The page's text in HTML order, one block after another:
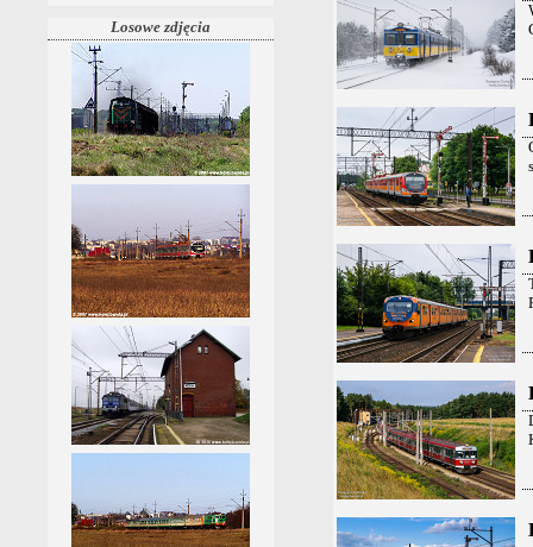
Losowe zdjęcia